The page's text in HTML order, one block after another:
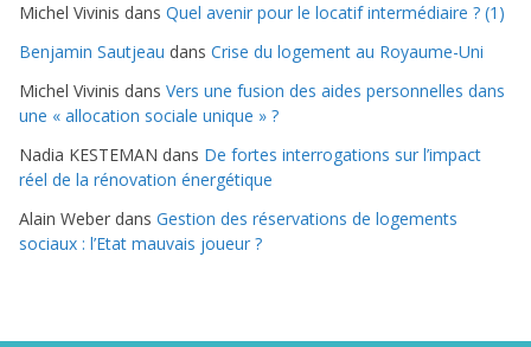
o
r
i
e
Michel Vivinis dans Quel avenir pour le locatif intermédiaire ? (1)
Benjamin Sautjeau dans Crise du logement au Royaume-Uni
Michel Vivinis dans Vers une fusion des aides personnelles dans
une « allocation sociale unique » ?
Nadia KESTEMAN dans De fortes interrogations sur l’impact
réel de la rénovation énergétique
Alain Weber dans Gestion des réservations de logements
sociaux : l’Etat mauvais joueur ?